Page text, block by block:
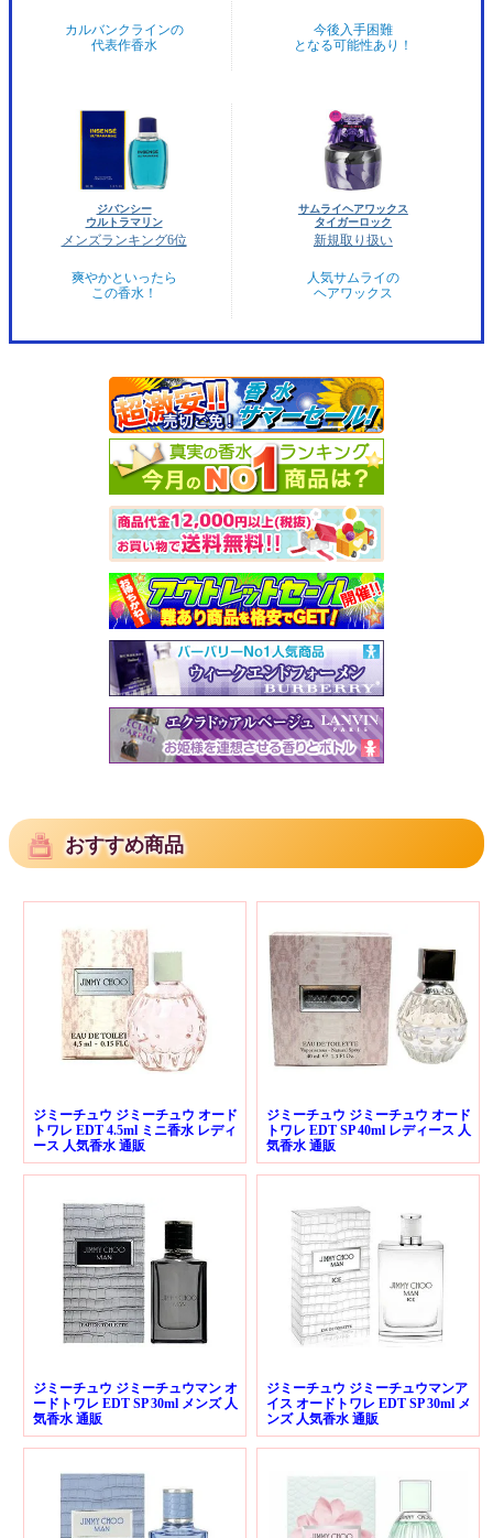
カルバンクラインの
代表作香水
今後入手困難
となる可能性あり！
ジバンシー
ウルトラマリン
メンズランキング6位
爽やかといったら
この香水！
サムライヘアワックス
タイガーロック
新規取り扱い
人気サムライの
ヘアワックス
おすすめ商品
ジミーチュウ ジミーチュウ オード
トワレ EDT 4.5ml ミニ香水 レディ
ース 人気香水 通販
ジミーチュウ ジミーチュウ オード
トワレ EDT SP 40ml レディース 人
気香水 通販
ジミーチュウ ジミーチュウマン オ
ードトワレ EDT SP 30ml メンズ 人
気香水 通販
ジミーチュウ ジミーチュウマンア
イス オードトワレ EDT SP 30ml メ
ンズ 人気香水 通販